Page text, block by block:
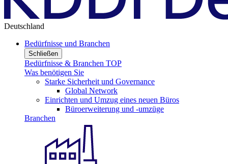
Deutschland
Bedürfnisse und Branchen
Schließen
Bedürfnisse & Branchen TOP
Was benötigen Sie
Starke Sicherheit und Governance
Global Network
Einrichten und Umzug eines neuen Büros
Büroerweiterung und -umzüge
Branchen